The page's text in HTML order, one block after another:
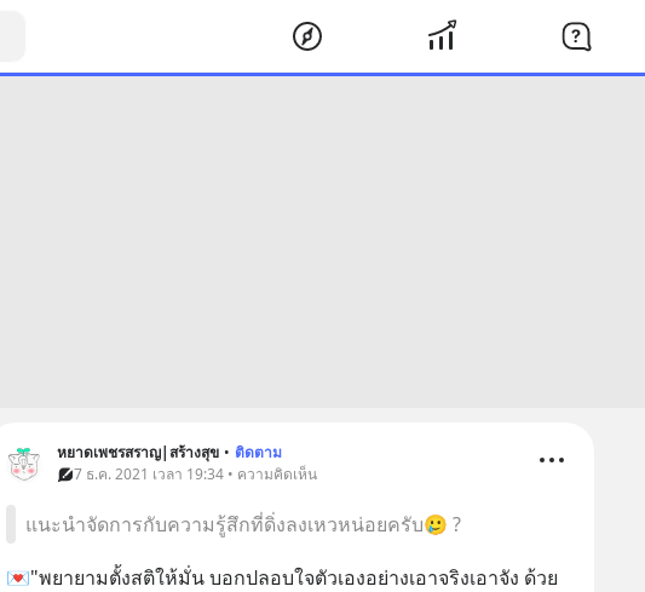
หยาดเพชรสราญ|สร้างสุข • ติดตาม
7 ธ.ค. 2021 เวลา 19:34 • ความคิดเห็น
แนะนำจัดการกับความรู้สึกที่ดิ่งลงเหวหน่อยครับ🥲 ?
💌"พยายามตั้งสติให้มั่น บอกปลอบใจตัวเองอย่างเอาจริงเอาจัง ด้วย